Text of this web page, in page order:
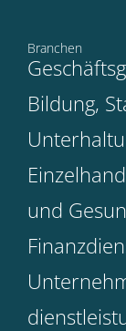
Branchen
Bildung,
und